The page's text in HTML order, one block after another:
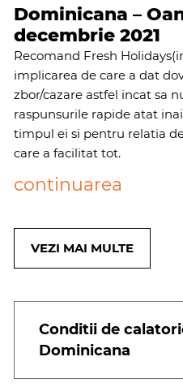
Dominicana –
decembrie 2021
Recomand Fresh
implicarea de care a dat
zbor/cazare astfel incat sa
raspunsurile rapide atat
timpul ei si pentru relatia
care a facilitat tot.
continuarea
VEZI MAI MULTE
Conditii de
Dominicana